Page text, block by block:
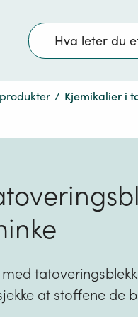
Søk
/ Kjemikalier i
at stoffene de